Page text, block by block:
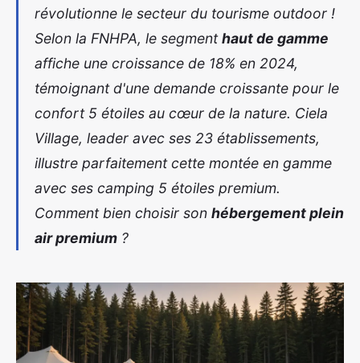
révolutionne le secteur du tourisme outdoor !
Selon la FNHPA, le segmenthaut de gamme
affiche une croissance de 18% en 2024,
témoignant d'une demande croissante pour le
confort 5 étoiles au cœur de la nature. Ciela
Village, leader avec ses 23 établissements,
illustre parfaitement cette montée en gamme
avec ses camping 5 étoiles premium.
Comment bien choisir son hébergement plein
air premium ?